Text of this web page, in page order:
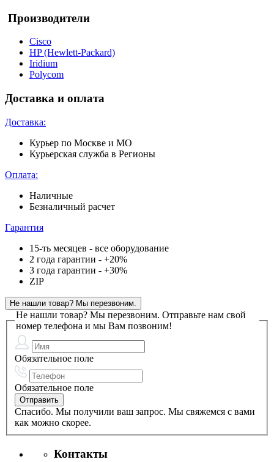
Производители
Cisco
HP (Hewlett-Packard)
Iridium
Polycom
Доставка и оплата
Доставка:
Курьер по Москве и МО
Курьерская служба в Регионы
Оплата:
Наличные
Безналичный расчет
Гарантия
15-ть месяцев - все оборудование
2 года гарантии - +20%
3 года гарантии - +30%
ZIP
Не нашли товар? Мы перезвоним.
Не нашли товар? Мы перезвоним. Отправьте нам свой
номер телефона и мы Вам позвоним!
Обязательное поле
Обязательное поле
Спасибо. Мы получили ваш запрос. Мы свяжемся с вами
как можно скорее.
Контакты